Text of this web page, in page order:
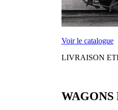
Voir le catalogue
LIVRAISON
WAGONS